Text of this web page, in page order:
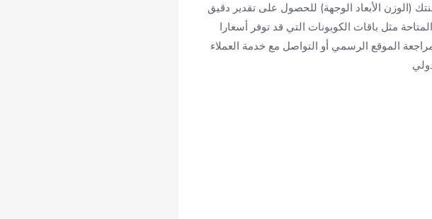
الأبعاد الوجهة) للحصول على تقدير دقيق
مثل باقات الكوبونات التي قد توفر أسعارا
الموقع الرسمي أو التواصل مع خدمة العملاء